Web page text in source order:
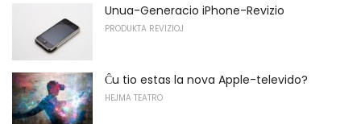
Unua-Generacio iPhone-Revizio
PRODUKTA REVIZIOJ
Ĉu tio estas la nova Apple-televido?
HEJMA TEATRO